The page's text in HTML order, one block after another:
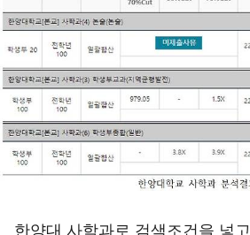
한양대 사학과로 검색조건을 넣